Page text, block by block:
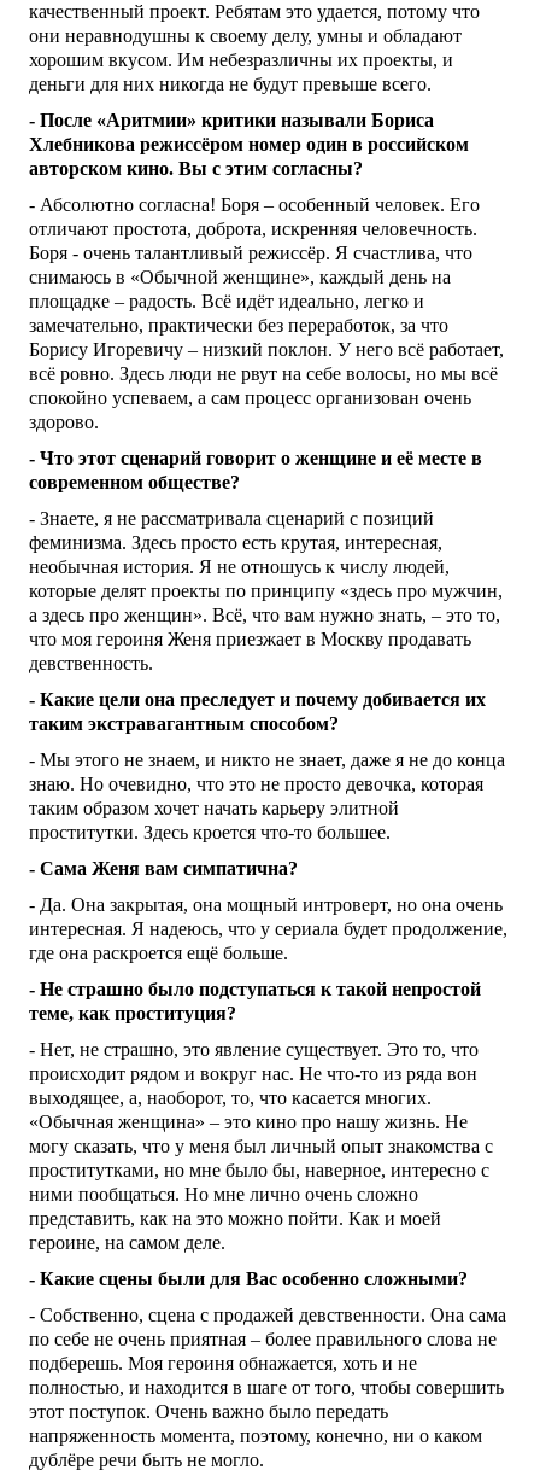
качественный проект. Ребятам это удается, потому что
они неравнодушны к своему делу, умны и обладают
хорошим вкусом. Им небезразличны их проекты, и
деньги для них никогда не будут превыше всего.
- После «Аритмии» критики называли Бориса
Хлебникова режиссёром номер один в российском
авторском кино. Вы с этим согласны?
- Абсолютно согласна! Боря – особенный человек. Его
отличают простота, доброта, искренняя человечность.
Боря - очень талантливый режиссёр. Я счастлива, что
снимаюсь в «Обычной женщине», каждый день на
площадке – радость. Всё идёт идеально, легко и
замечательно, практически без переработок, за что
Борису Игоревичу – низкий поклон. У него всё работает,
всё ровно. Здесь люди не рвут на себе волосы, но мы всё
спокойно успеваем, а сам процесс организован очень
здорово.
- Что этот сценарий говорит о женщине и её месте в
современном обществе?
- Знаете, я не рассматривала сценарий с позиций
феминизма. Здесь просто есть крутая, интересная,
необычная история. Я не отношусь к числу людей,
которые делят проекты по принципу «здесь про мужчин,
а здесь про женщин». Всё, что вам нужно знать, – это то,
что моя героиня Женя приезжает в Москву продавать
девственность.
- Какие цели она преследует и почему добивается их
таким экстравагантным способом?
- Мы этого не знаем, и никто не знает, даже я не до конца
знаю. Но очевидно, что это не просто девочка, которая
таким образом хочет начать карьеру элитной
проститутки. Здесь кроется что-то большее.
- Сама Женя вам симпатична?
- Да. Она закрытая, она мощный интроверт, но она очень
интересная. Я надеюсь, что у сериала будет продолжение,
где она раскроется ещё больше.
- Не страшно было подступаться к такой непростой
теме, как проституция?
- Нет, не страшно, это явление существует. Это то, что
происходит рядом и вокруг нас. Не что-то из ряда вон
выходящее, а, наоборот, то, что касается многих.
«Обычная женщина» – это кино про нашу жизнь. Не
могу сказать, что у меня был личный опыт знакомства с
проститутками, но мне было бы, наверное, интересно с
ними пообщаться. Но мне лично очень сложно
представить, как на это можно пойти. Как и моей
героине, на самом деле.
- Какие сцены были для Вас особенно сложными?
- Собственно, сцена с продажей девственности. Она сама
по себе не очень приятная – более правильного слова не
подберешь. Моя героиня обнажается, хоть и не
полностью, и находится в шаге от того, чтобы совершить
этот поступок. Очень важно было передать
напряженность момента, поэтому, конечно, ни о каком
дублёре речи быть не могло.